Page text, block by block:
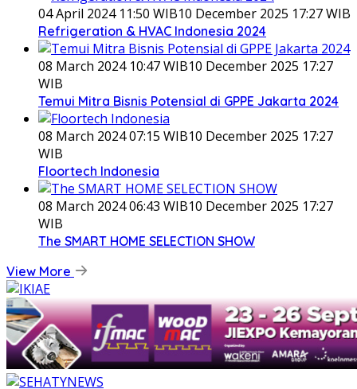
04 April 2024 11:50 WIB10 December 2025 17:27 WIB
Refrigeration & HVAC Indonesia 2024
08 March 2024 10:47 WIB10 December 2025 17:27
WIB
Temui Mitra Bisnis Potensial di GPPE Jakarta 2024
08 March 2024 07:15 WIB10 December 2025 17:27
WIB
Floortech Indonesia
08 March 2024 06:43 WIB10 December 2025 17:27
WIB
The SMART HOME SELECTION SHOW
View More